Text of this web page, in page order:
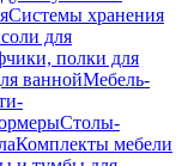
Системы хранения
для
полки для
ваннойМебель-
Столы-
Комплекты мебели